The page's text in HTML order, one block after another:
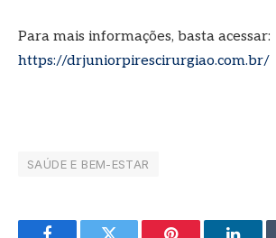
Para mais informações, basta acessar:
https://drjuniorpirescirurgiao.com.br/
SAÚDE E BEM-ESTAR